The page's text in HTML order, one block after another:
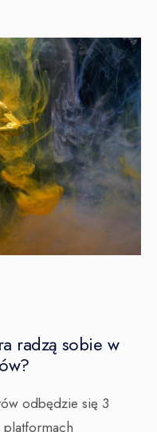
radzą sobie w
odbędzie się 3